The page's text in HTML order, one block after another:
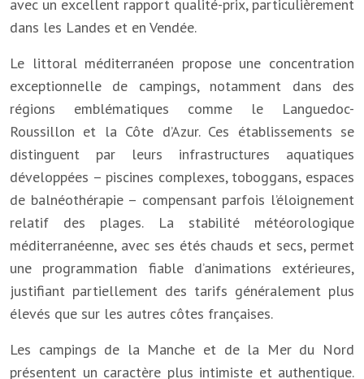
avec un excellent rapport qualité-prix, particulièrement
dans les Landes et en Vendée.
Le littoral méditerranéen propose une concentration
exceptionnelle de campings, notamment dans des
régions emblématiques comme le Languedoc-
Roussillon et la Côte d’Azur. Ces établissements se
distinguent par leurs infrastructures aquatiques
développées – piscines complexes, toboggans, espaces
de balnéothérapie – compensant parfois l’éloignement
relatif des plages. La stabilité météorologique
méditerranéenne, avec ses étés chauds et secs, permet
une programmation fiable d’animations extérieures,
justifiant partiellement des tarifs généralement plus
élevés que sur les autres côtes françaises.
Les campings de la Manche et de la Mer du Nord
présentent un caractère plus intimiste et authentique.